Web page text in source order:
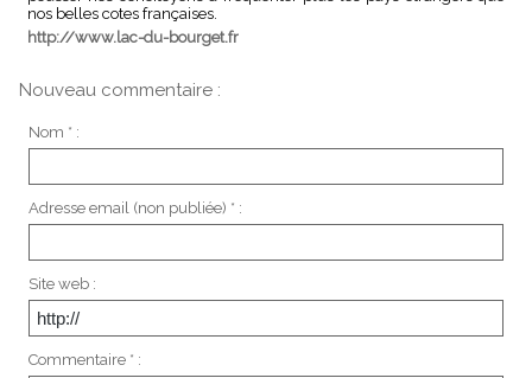
nos belles cotes françaises.
http://www.lac-du-bourget.fr
Nouveau commentaire :
Nom * :
Adresse email (non publiée) * :
Site web :
Commentaire * :